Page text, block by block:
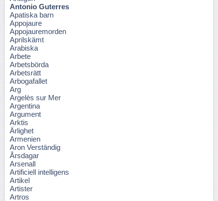
Antonio Guterres
Apatiska barn
Appojaure
Appojauremorden
Aprilskämt
Arabiska
Arbete
Arbetsbörda
Arbetsrätt
Arbogafallet
Arg
Argelès sur Mer
Argentina
Argument
Arktis
Ärlighet
Armenien
Aron Verständig
Årsdagar
Arsenall
Artificiell intelligens
Artikel
Artister
Artros